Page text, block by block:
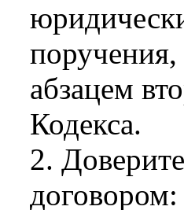
абзацем
Кодекса.
2.
договором: